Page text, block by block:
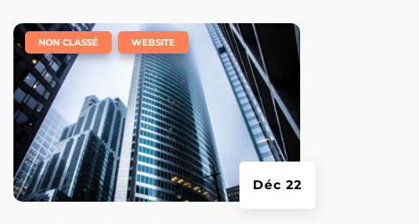
Déc 22
NON CLASSÉ WEBSITE